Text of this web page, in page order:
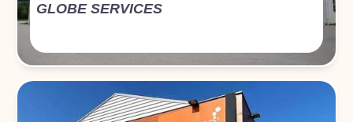
GLOBE SERVICES